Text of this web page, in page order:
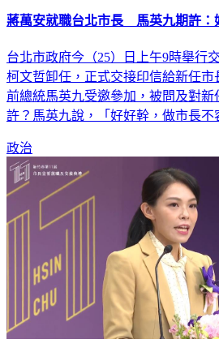
蔣萬安就職台北市長 馬英九期許：
台北市政府今（25）日上午9時舉行
柯文哲卸任，正式交接印信給新任市
前總統馬英九受邀參加，被問及對新
許？馬英九說，「好好幹，做市長不
政治